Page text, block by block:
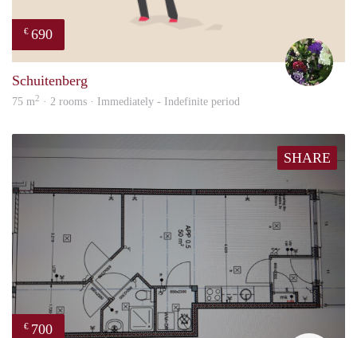
€ 690
Schuitenberg
75 m2 · 2 rooms · Immediately - Indefinite period
SHARE
€ 700